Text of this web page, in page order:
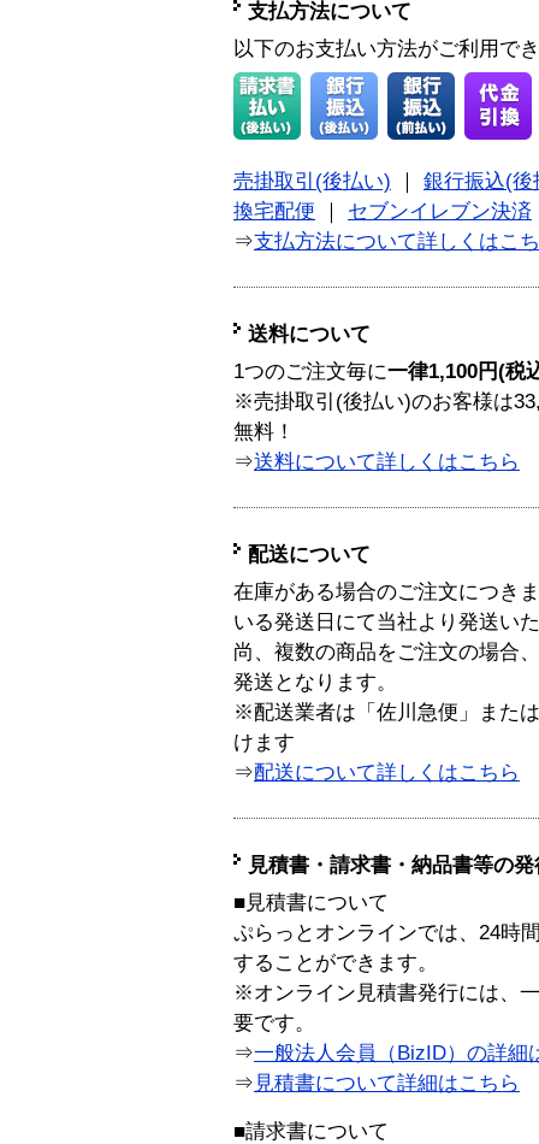
支払方法について
以下のお支払い方法がご利用で
売掛取引(後払い) ｜ 銀行振込(後
換宅配便 ｜ セブンイレブン決済
⇒支払方法について詳しくはこ
送料について
1つのご注文毎に一律1,100円(税
※売掛取引(後払い)のお客様は
無料！
⇒送料について詳しくはこちら
配送について
在庫がある場合のご注文につき
いる発送日にて当社より発送い
尚、複数の商品をご注文の場合
発送となります。
※配送業者は「佐川急便」また
けます
⇒配送について詳しくはこちら
見積書・請求書・納品書等の
■見積書について
ぷらっとオンラインでは、24時
することができます。
※オンライン見積書発行には、
要です。
⇒一般法人会員（BizID）の詳細
⇒ 見積書について詳細はこちら
■請求書について